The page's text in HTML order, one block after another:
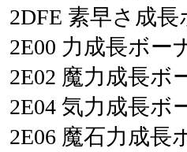
2DFE 素早さ成長
2E00 力成長ボー
2E02 魔力成長ボ
2E04 気力成長ボ
2E06 魔石力成長